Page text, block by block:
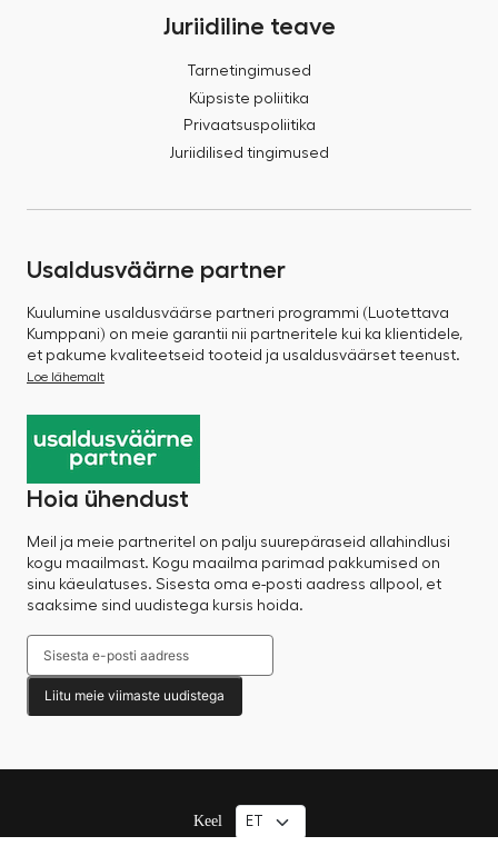
Juriidiline teave
Tarnetingimused
Küpsiste poliitika
Privaatsuspoliitika
Juriidilised tingimused
Usaldusväärne partner
Kuulumine usaldusväärse partneri programmi (Luotettava
Kumppani) on meie garantii nii partneritele kui ka klientidele,
et pakume kvaliteetseid tooteid ja usaldusväärset teenust.
Loe lähemalt
Hoia ühendust
Meil ja meie partneritel on palju suurepäraseid allahindlusi
kogu maailmast. Kogu maailma parimad pakkumised on
sinu käeulatuses. Sisesta oma e-posti aadress allpool, et
saaksime sind uudistega kursis hoida.
Liitu meie viimaste uudistega
Keel